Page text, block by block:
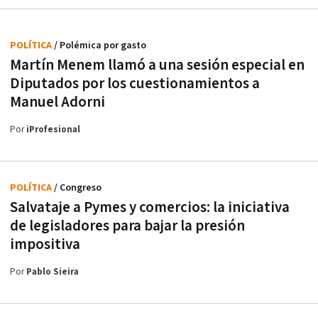
Martín Menem llamó a una sesión especial en
Diputados por los cuestionamientos a
Manuel Adorni
POLÍTICA/ Polémica por gasto
PoriProfesional
Salvataje a Pymes y comercios: la iniciativa
de legisladores para bajar la presión
impositiva
POLÍTICA/ Congreso
PorPablo Sieira